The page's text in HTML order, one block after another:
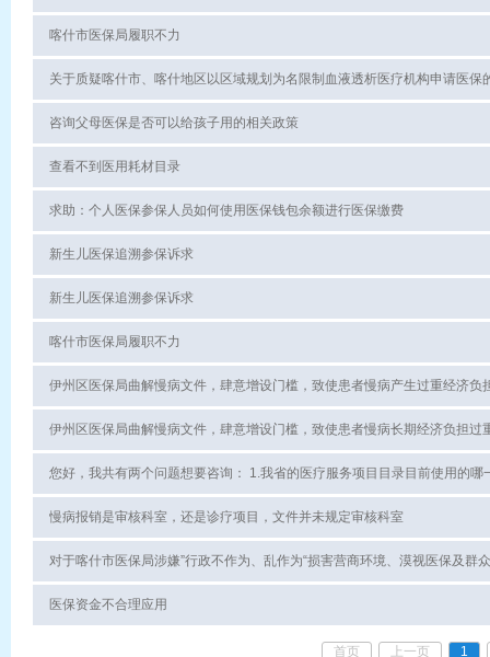
喀什市医保局履职不力
关于质疑喀什市、喀什地区以区域规划为名限制血液透析医疗机构申请医保
咨询父母医保是否可以给孩子用的相关政策
查看不到医用耗材目录
求助：个人医保参保人员如何使用医保钱包余额进行医保缴费
新生儿医保追溯参保诉求
新生儿医保追溯参保诉求
喀什市医保局履职不力
伊州区医保局曲解慢病文件，肆意增设门槛，致使患者慢病产生过重经济负
伊州区医保局曲解慢病文件，肆意增设门槛，致使患者慢病长期经济负担过
慢病报销是审核科室，还是诊疗项目，文件并未规定审核科室
医保资金不合理应用
首页 上一页 1